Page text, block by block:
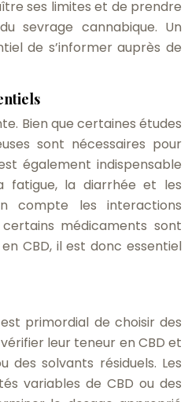
ses limites et de prendre
sevrage cannabique. Un
de s’informer auprès de
Bien que certaines études
sont nécessaires pour
également indispensable
fatigue, la diarrhée et les
compte les interactions
médicaments sont
CBD, il est donc essentiel
primordial de choisir des
leur teneur en CBD et
des solvants résiduels. Les
variables de CBD ou des